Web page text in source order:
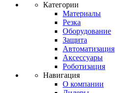
Категории
Материалы
Резка
Оборудование
Защита
Автоматизация
Аксессуары
Роботизация
Навигация
О компании